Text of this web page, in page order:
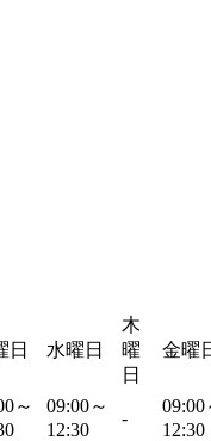
日 水曜日
木
曜
日
金曜
～
09:00～
12:30
-
09:00
12:30